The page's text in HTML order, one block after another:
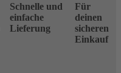
Schnelle und
einfache
Lieferung
Für
deinen
sicheren
Einkauf